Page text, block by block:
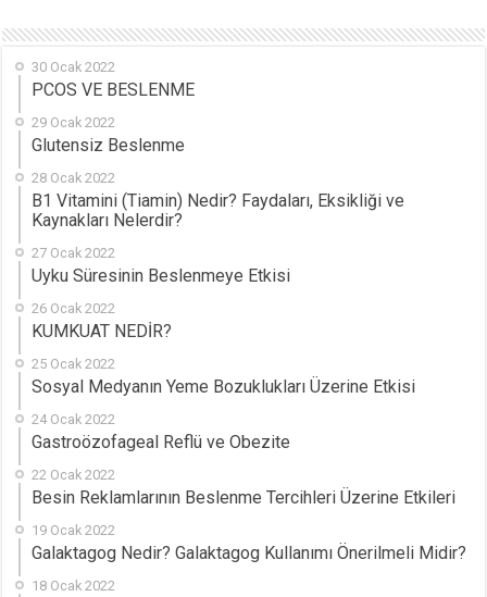
30 Ocak 2022
PCOS VE BESLENME
29 Ocak 2022
Glutensiz Beslenme
28 Ocak 2022
B1 Vitamini (Tiamin) Nedir? Faydaları, Eksikliği ve
Kaynakları Nelerdir?
27 Ocak 2022
Uyku Süresinin Beslenmeye Etkisi
26 Ocak 2022
KUMKUAT NEDİR?
25 Ocak 2022
Sosyal Medyanın Yeme Bozuklukları Üzerine Etkisi
24 Ocak 2022
Gastroözofageal Reflü ve Obezite
22 Ocak 2022
Besin Reklamlarının Beslenme Tercihleri Üzerine Etkileri
19 Ocak 2022
Galaktagog Nedir? Galaktagog Kullanımı Önerilmeli Midir?
18 Ocak 2022